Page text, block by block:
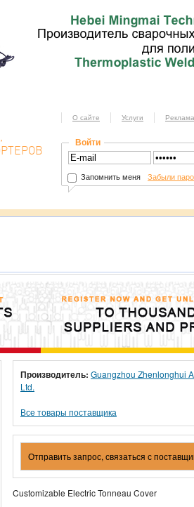
О сайте Услуги Реклама
Войти
Запомнить меня Забыли
Производитель: Guangzhou Zhenlonghui
Ltd.
Все товары поставщика
Отправить запрос, связаться с
Customizable Electric Tonneau Cover